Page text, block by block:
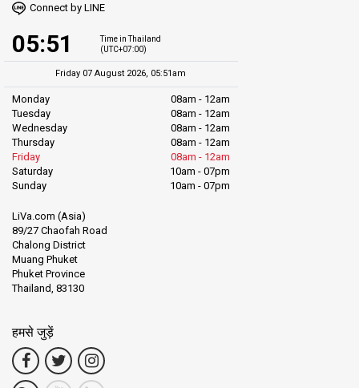
Connect by LINE
05:51
Time in Thailand
(UTC+07:00)
Friday 07 August 2026, 05:51am
Monday
08am - 12am
Tuesday
08am - 12am
Wednesday
08am - 12am
Thursday
08am - 12am
Friday
08am - 12am
Saturday
10am - 07pm
Sunday
10am - 07pm
LiVa.com (Asia)
89/27 Chaofah Road
Chalong District
Muang Phuket
Phuket Province
Thailand, 83130
हमसे जुड़ें